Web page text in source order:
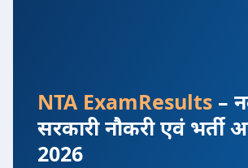
NTA ExamResults –
सरकारी नौकरी एवं भर्ती
2026